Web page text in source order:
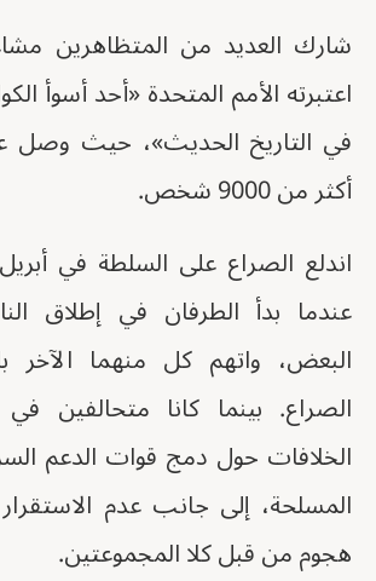
شارك العديد من المتظاهرين
اعتبرته الأمم المتحدة «أحد أسوأ
في التاريخ الحديث»، حيث وصل
أكثر من 9000 شخص.
اندلع الصراع على السلطة في
عندما بدأ الطرفان في إطلاق
البعض، واتهم كل منهما الآخر
الصراع. بينما كانا متحالفين
الخلافات حول دمج قوات الدعم
المسلحة، إلى جانب عدم
هجوم من قبل كلا المجموعتين.